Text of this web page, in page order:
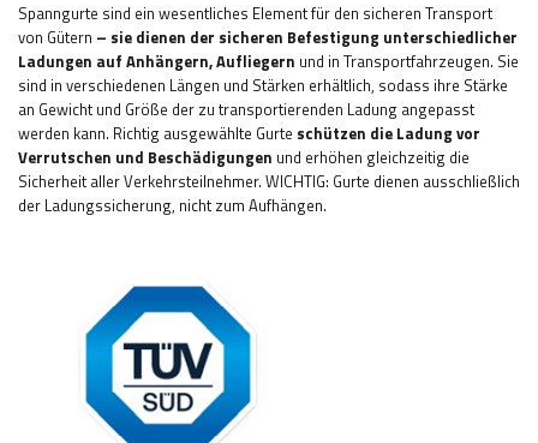
Spanngurte sind ein wesentliches Element für den sicheren Transport
von Gütern – sie dienen der sicheren Befestigung unterschiedlicher
Ladungen auf Anhängern, Aufliegern und in Transportfahrzeugen. Sie
sind in verschiedenen Längen und Stärken erhältlich, sodass ihre Stärke
an Gewicht und Größe der zu transportierenden Ladung angepasst
werden kann. Richtig ausgewählte Gurte schützen die Ladung vor
Verrutschen und Beschädigungen und erhöhen gleichzeitig die
Sicherheit aller Verkehrsteilnehmer. WICHTIG: Gurte dienen ausschließlich
der Ladungssicherung, nicht zum Aufhängen.